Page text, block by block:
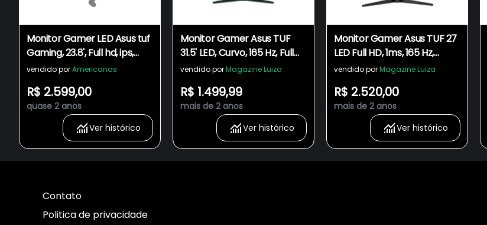
Monitor Gamer LED Asus tuf
Gaming, 23.8', Full hd, ips,
hdmi, DisplayPort, FreeSync,
vendido porAmericanas
R$ 2.599,00
quase 2 anos
Ver histórico
Monitor Gamer Asus TUF
31.5' LED, Curvo, 165 Hz, Full
HD, 1ms, FreeSync Premium,
Integrado - VG328H1B
vendido porMagazine Luiza
R$ 1.499,99
mais de 2 anos
Ver histórico
Monitor Gamer Asus TUF 27
LED Full HD, 1ms, 165 Hz,
FreeSync Premium, 120%
ELMB - VG27VH1B
vendido porMagazine Luiza
R$ 2.520,00
mais de 2 anos
Ver histórico
Contato
Politica de privacidade